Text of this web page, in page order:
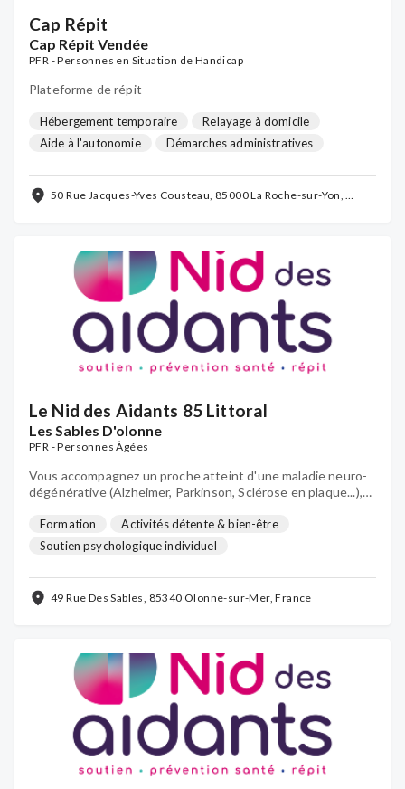
Cap Répit
Cap Répit Vendée
PFR - Personnes en Situation de Handicap
Plateforme de répit
Hébergement temporaire
Relayage à domicile
Aide à l'autonomie
Démarches administratives
50 Rue Jacques-Yves Cousteau, 85000 La Roche-sur-Yon,
Le Nid des Aidants 85 Littoral
Les Sables D'olonne
PFR - Personnes Âgées
Vous accompagnez un proche atteint d'une maladie neuro-
dégénérative (Alzheimer, Parkinson, Sclérose en plaque...),
soutenu et accompagné : c’est au Nid des Aidants !
Formation
Activités détente & bien-être
Soutien psychologique individuel
49 Rue Des Sables, 85340 Olonne-sur-Mer, France